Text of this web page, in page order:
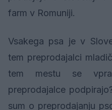
farm v Romuniji.
Vsakega psa je v
tem preprodajalci
tem mestu se
preprodajalce
sum o preprodajanju